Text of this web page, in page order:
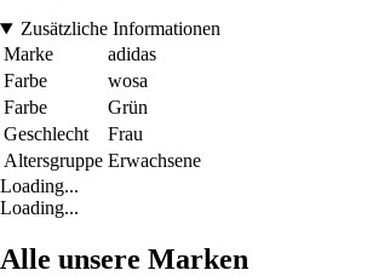
Zusätzliche Informationen
Marke
adidas
Farbe
wosa
Farbe
Grün
Geschlecht
Frau
Altersgruppe Erwachsene
Loading...
Loading...
Alle unsere Marken